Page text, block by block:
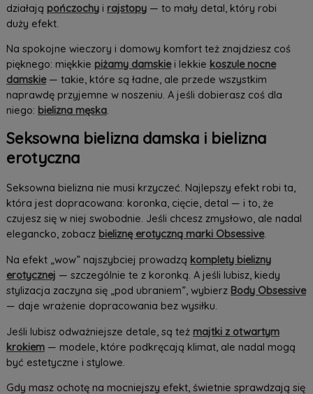
działają pończochyi rajstopy— to mały detal, który robi
duży efekt.
Na spokojne wieczory i domowy komfort też znajdziesz coś
pięknego: miękkie piżamy damskiei lekkie koszule nocne
damskie— takie, które są ładne, ale przede wszystkim
naprawdę przyjemne w noszeniu. A jeśli dobierasz coś dla
niego: bielizna męska.
Seksowna bielizna damska i bielizna
erotyczna
Seksowna bielizna nie musi krzyczeć. Najlepszy efekt robi ta,
która jest dopracowana: koronka, cięcie, detal — i to, że
czujesz się w niej swobodnie. Jeśli chcesz zmysłowo, ale nadal
elegancko, zobacz bieliznę erotyczną marki Obsessive.
Na efekt „wow” najszybciej prowadzą komplety bielizny
erotycznej — szczególnie te z koronką. A jeśli lubisz, kiedy
stylizacja zaczyna się „pod ubraniem”, wybierz Body Obsessive
— daje wrażenie dopracowania bez wysiłku.
Jeśli lubisz odważniejsze detale, są też majtki z otwartym
krokiem— modele, które podkręcają klimat, ale nadal mogą
być estetyczne i stylowe.
Gdy masz ochotę na mocniejszy efekt, świetnie sprawdzają się